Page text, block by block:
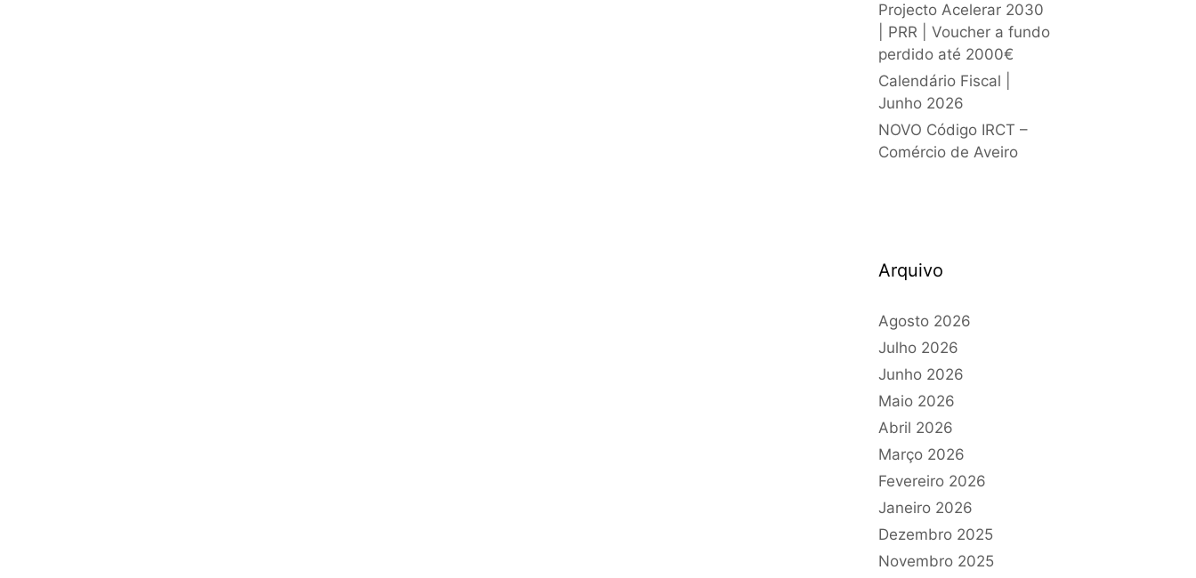
Projecto Acelerar 2030
| PRR | Voucher a fundo
perdido até 2000€
Calendário Fiscal |
Junho 2026
NOVO Código IRCT –
Comércio de Aveiro
Arquivo
Agosto 2026
Julho 2026
Junho 2026
Maio 2026
Abril 2026
Março 2026
Fevereiro 2026
Janeiro 2026
Dezembro 2025
Novembro 2025